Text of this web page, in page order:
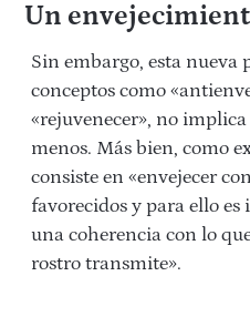
Un
Sin embargo, esta nueva
conceptos como
«rejuvenecer», no
menos. Más bien, como
consiste en «envejecer
favorecidos y para ello
una coherencia con lo
rostro transmite».